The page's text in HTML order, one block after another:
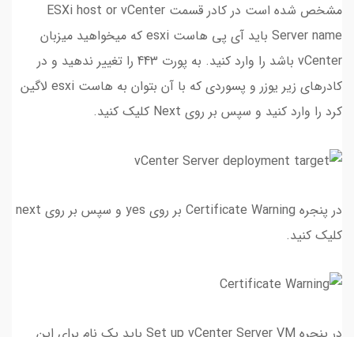
مشخص شده است در کادر قسمت ESXi host or vCenter
Server name باید آی پی هاست esxi که میخواهید میزبان
vCenter باشد را وارد کنید. به پورت 443 را تغییر ندهید و در
کادرهای زیر یوزر و پسوردی که با آن بتوان به هاست esxi لاگین
کرد را وارد کنید و سپس بر روی Next کلیک کنید.
در پنجره Certificate Warning بر روی yes و سپس بر روی next
کلیک کنید.